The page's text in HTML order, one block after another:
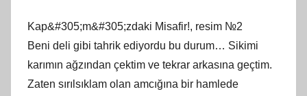
Kap&#305;m&#305;zdaki Misafir!, resim №2
Beni deli gibi tahrik ediyordu bu durum… Sikimi
karımın ağzından çektim ve tekrar arkasına geçtim.
Zaten sırılsıklam olan amcığına bir hamlede